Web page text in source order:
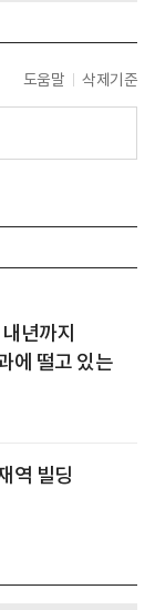
도움말 삭제기준
년까지
에 떨고 있는
역 빌딩